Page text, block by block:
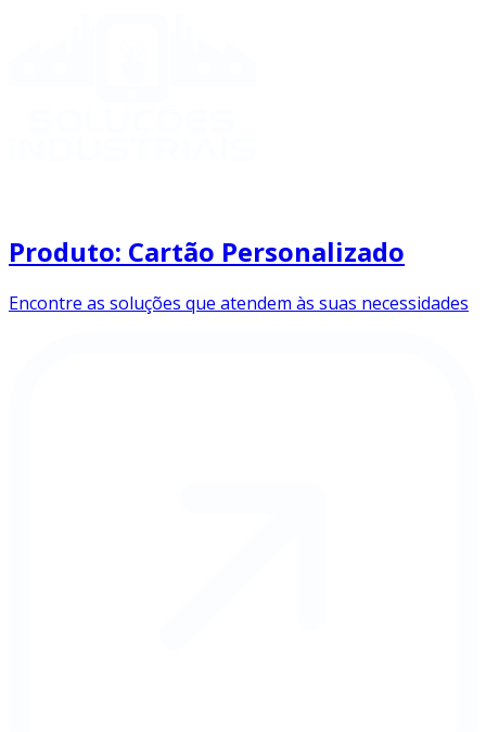
Produto: Cartão Personalizado
Encontre as soluções que atendem às suas necessidades